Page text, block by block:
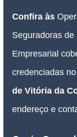
Confira às
Seguradoras
Empresarial
credenciadas no
de Vitória da
endereço e